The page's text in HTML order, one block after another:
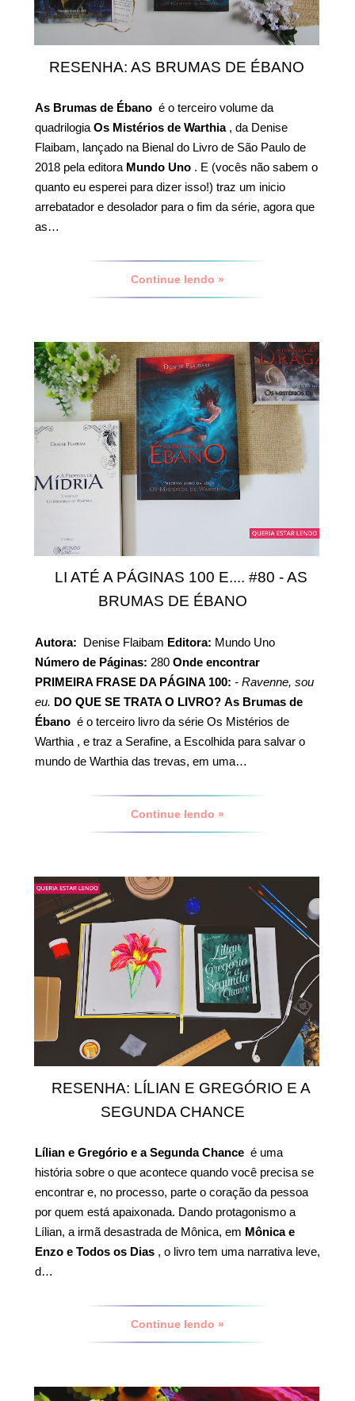
RESENHA: AS BRUMAS DE ÉBANO
As Brumas de Ébano é o terceiro volume da
quadrilogia Os Mistérios de Warthia, da Denise
Flaibam, lançado na Bienal do Livro de São Paulo de
2018 pela editora Mundo Uno . E (vocês não sabem o
quanto eu esperei para dizer isso!) traz um inicio
arrebatador e desolador para o fim da série, agora que
as…
Continue lendo »
LI ATÉ A PÁGINAS 100 E.... #80 - AS
BRUMAS DE ÉBANO
Autora: Denise Flaibam Editora: Mundo Uno
Número de Páginas: 280 Onde encontrar
PRIMEIRA FRASE DA PÁGINA 100: - Ravenne, sou
eu. DO QUE SE TRATA O LIVRO? As Brumas de
Ébano é o terceiro livro da série Os Mistérios de
Warthia , e traz a Serafine, a Escolhida para salvar o
mundo de Warthia das trevas, em uma…
Continue lendo »
RESENHA: LÍLIAN E GREGÓRIO E A
SEGUNDA CHANCE
Lílian e Gregório e a Segunda Chance é uma
história sobre o que acontece quando você precisa se
encontrar e, no processo, parte o coração da pessoa
por quem está apaixonada. Dando protagonismo a
Lílian, a irmã desastrada de Mônica, em Mônica e
Enzo e Todos os Dias , o livro tem uma narrativa leve,
d…
Continue lendo »